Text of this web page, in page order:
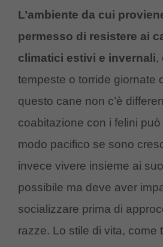
L’ambiente da cui
permesso di resistere ai
climatici estivi e invernali,
tempeste o torride giornate
questo cane non c’è
coabitazione con i felini
modo pacifico se sono
invece vivere insieme ai
possibile ma deve aver
socializzare prima di
razze. Lo stile di vita, come